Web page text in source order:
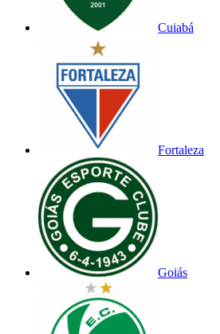
Cuiabá
Fortaleza
Goiás